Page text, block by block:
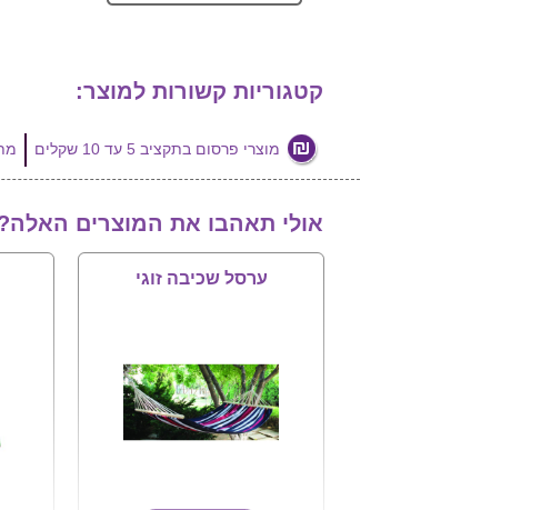
קטגוריות קשורות למוצר:
מוצרי פרסום בתקציב 5 עד 10 שקלים
אולי תאהבו את המוצרים
ערסל שכיבה זוגי